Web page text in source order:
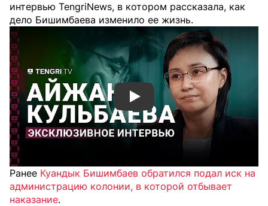
интервью TengriNews, в котором рассказала, как
дело Бишимбаева изменило ее жизнь.
Смотреть видео YouTube
Ранее Куандык Бишимбаев обратился подал иск на
администрацию колонии, в которой отбывает
наказание.